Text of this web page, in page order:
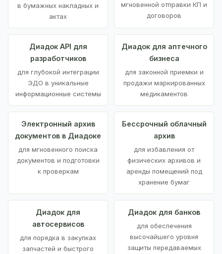
в бумажных накладных и
актах
мгновенной отправки КП и
договоров
Диадок API для
разработчиков
для глубокой интеграции
ЭДО в уникальные
информационные системы
Диадок для аптечного
бизнеса
для законной приемки и
продажи маркированных
медикаментов
Электронный архив
документов в Диадоке
для мгновенного поиска
документов и подготовки
к проверкам
Бессрочный облачный
архив
для избавления от
физических архивов и
аренды помещений под
хранение бумаг
Диадок для
автосервисов
для порядка в закупках
запчастей и быстрого
Диадок для банков
для обеспечения
высочайшего уровня
защиты передаваемых